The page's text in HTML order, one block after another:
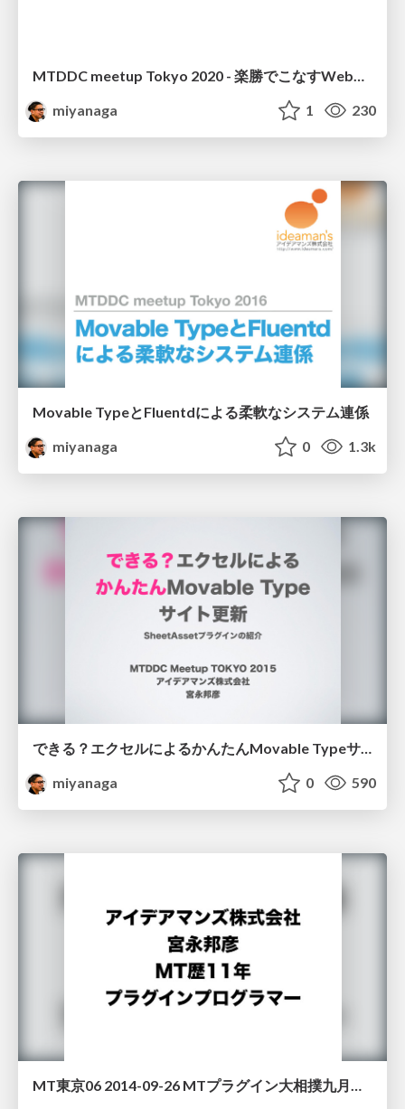
miyanaga
1 230
Movable TypeとFluentdによる柔軟なシステム連係
miyanaga
0 1.3k
できる？エクセルによるかんたんMovable Typeサイト更新
miyanaga
0 590
MT東京06 2014-09-26 MTプラグイン大相撲九月場所